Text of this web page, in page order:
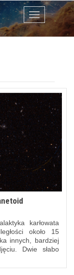
Menu
karłowata
około 15
innych, bardziej
Dwie słabo